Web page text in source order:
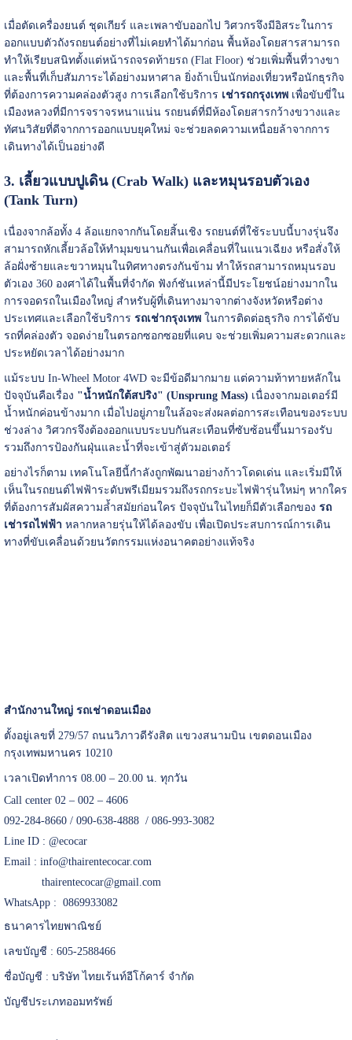
เมื่อตัดเครื่องยนต์ ชุดเกียร์ และเพลาขับออกไป วิศวกรจึงมีอิสระในการ
ออกแบบตัวถังรถยนต์อย่างที่ไม่เคยทำได้มาก่อน พื้นห้องโดยสารสามารถ
ทำให้เรียบสนิทตั้งแต่หน้ารถจรดท้ายรถ (Flat Floor) ช่วยเพิ่มพื้นที่วางขา
และพื้นที่เก็บสัมภาระได้อย่างมหาศาล ยิ่งถ้าเป็นนักท่องเที่ยวหรือนักธุรกิจ
ที่ต้องการความคล่องตัวสูง การเลือกใช้บริการ เช่ารถกรุงเทพเพื่อขับขี่ใน
เมืองหลวงที่มีการจราจรหนาแน่น รถยนต์ที่มีห้องโดยสารกว้างขวางและ
ทัศนวิสัยที่ดีจากการออกแบบยุคใหม่ จะช่วยลดความเหนื่อยล้าจากการ
เดินทางได้เป็นอย่างดี
3. เลี้ยวแบบปูเดิน (Crab Walk) และหมุนรอบตัวเอง
(Tank Turn)
เนื่องจากล้อทั้ง 4 ล้อแยกจากกันโดยสิ้นเชิง รถยนต์ที่ใช้ระบบนี้บางรุ่นจึง
สามารถหักเลี้ยวล้อให้ทำมุมขนานกันเพื่อเคลื่อนที่ในแนวเฉียง หรือสั่งให้
ล้อฝั่งซ้ายและขวาหมุนในทิศทางตรงกันข้าม ทำให้รถสามารถหมุนรอบ
ตัวเอง 360 องศาได้ในพื้นที่จำกัด ฟังก์ชันเหล่านี้มีประโยชน์อย่างมากใน
การจอดรถในเมืองใหญ่ สำหรับผู้ที่เดินทางมาจากต่างจังหวัดหรือต่าง
ประเทศและเลือกใช้บริการ รถเช่ากรุงเทพในการติดต่อธุรกิจ การได้ขับ
รถที่คล่องตัว จอดง่ายในตรอกซอกซอยที่แคบ จะช่วยเพิ่มความสะดวกและ
ประหยัดเวลาได้อย่างมาก
แม้ระบบ In-Wheel Motor 4WD จะมีข้อดีมากมาย แต่ความท้าทายหลักใน
ปัจจุบันคือเรื่อง "น้ำหนักใต้สปริง" (Unsprung Mass) เนื่องจากมอเตอร์มี
น้ำหนักค่อนข้างมาก เมื่อไปอยู่ภายในล้อจะส่งผลต่อการสะเทือนของระบบ
ช่วงล่าง วิศวกรจึงต้องออกแบบระบบกันสะเทือนที่ซับซ้อนขึ้นมารองรับ
รวมถึงการป้องกันฝุ่นและน้ำที่จะเข้าสู่ตัวมอเตอร์
อย่างไรก็ตาม เทคโนโลยีนี้กำลังถูกพัฒนาอย่างก้าวโดดเด่น และเริ่มมีให้
เห็นในรถยนต์ไฟฟ้าระดับพรีเมียมรวมถึงรถกระบะไฟฟ้ารุ่นใหม่ๆ หากใคร
ที่ต้องการสัมผัสความล้ำสมัยก่อนใคร ปัจจุบันในไทยก็มีตัวเลือกของ รถ
เช่ารถไฟฟ้า หลากหลายรุ่นให้ได้ลองขับ เพื่อเปิดประสบการณ์การเดิน
ทางที่ขับเคลื่อนด้วยนวัตกรรมแห่งอนาคตอย่างแท้จริง
สำนักงานใหญ่ รถเช่าดอนเมือง
ตั้งอยู่เลขที่ 279/57 ถนนวิภาวดีรังสิต แขวงสนามบิน เขตดอนเมือง
กรุงเทพมหานคร 10210
เวลาเปิดทำการ 08.00 – 20.00 น. ทุกวัน
Call center 02 – 002 – 4606
092-284-8660 / 090-638-4888 / 086-993-3082
Line ID : @ecocar
Email : info@thairentecocar.com
thairentecocar@gmail.com
WhatsApp : 0869933082
ธนาคารไทยพาณิชย์
เลขบัญชี : 605-2588466
ชื่อบัญชี : บริษัท ไทยเร้นท์อีโก้คาร์ จำกัด
บัญชีประเภทออมทรัพย์